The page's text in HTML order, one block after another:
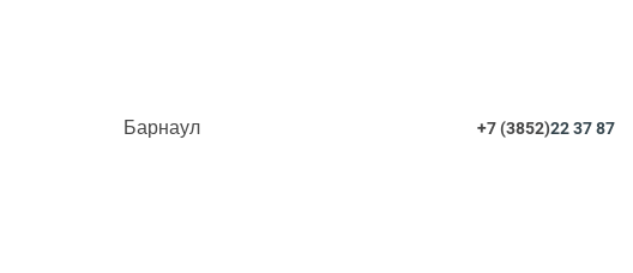
Барнаул +7 (3852)22 37 87